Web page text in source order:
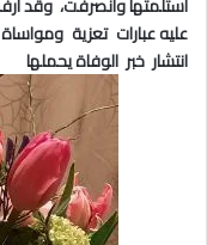
عليه عبارات تعزية ومواساة
انتشار خبر الوفاة يحملها